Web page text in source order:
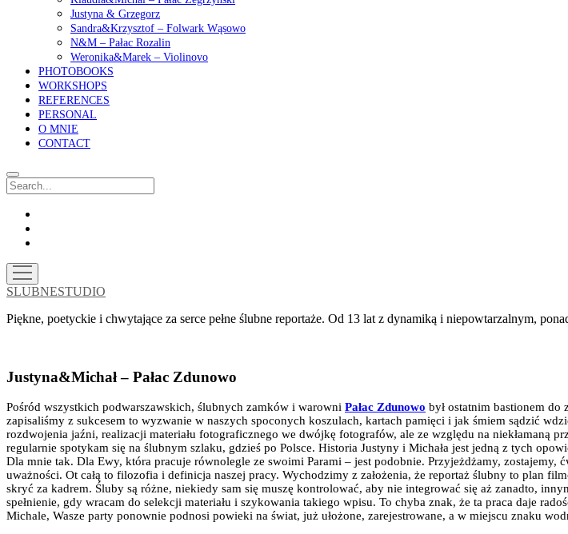
Justyna & Grzegorz
Sandra&Krzysztof – Folwark Wąsowo
N&M – Pałac Rozalin
Weronika&Marek – Violinovo
PHOTOBOOKS
WORKSHOPS
REFERENCES
PERSONAL
O MNIE
CONTACT
Search
open
menu
SLUBNESTUDIO
Piękne, poetyckie i chwytające za serce pełne ślubne reportaże. Od 13 lat z dynamiką i niepowtarzalnym,
Justyna&Michał – Pałac Zdunowo
Pośród wszystkich podwarszawskich, ślubnych zamków i warowni Pałac Zdunowo był ostatnim bastionem do
zapisaliśmy z sukcesem to wyzwanie w naszych spoconych koszulach, kartach pamięci i jak śmiem sądzić
rozdwojenia jaźni, realizacji materiału fotograficznego we dwójkę fotografów, ale ze względu na niekłamaną
regularnie spotykam się na ślubnym szlaku, gdzieś po Polsce. Historia Justyny i Michała jest jedną z tych
Dla mnie tak. Dla Ewy, która pracuje równolegle ze swoimi Parami – jest podobnie. Przyjeżdżamy,
uważności. Ot całą to filozofia i definicja naszej pracy. Wychodzimy z założenia, że reportaż ślubny to plan
skryć za kadrem. Śluby są różne, niekiedy sam się muszę kontrolować, aby nie integrować się aż zanadto,
spełnienie, gdy wracam do selekcji materiału i szykowania takiego wpisu. To chyba znak, że ta praca daje
Michale, Wasze party ponownie podnosi powieki na świat, już ułożone, zarejestrowane, a w miejscu znaku